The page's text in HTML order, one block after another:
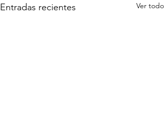
Entradas recientes Ver todo